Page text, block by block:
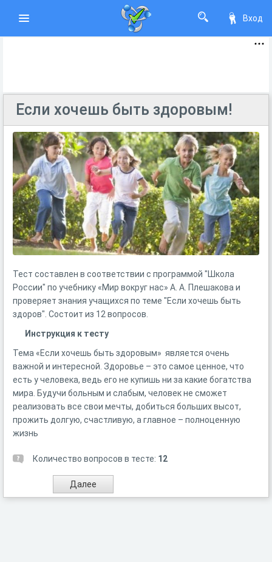
Вход
Если хочешь быть здоровым!
Тест составлен в соответствии с программой "Школа
России" по учебнику «Мир вокруг нас» А. А. Плешакова и
проверяет знания учащихся по теме "Если хочешь быть
здоров". Состоит из 12 вопросов.
Инструкция к тесту
Тема «Если хочешь быть здоровым» является очень
важной и интересной. Здоровье – это самое ценное, что
есть у человека, ведь его не купишь ни за какие богатства
мира. Будучи больным и слабым, человек не сможет
реализовать все свои мечты, добиться больших высот,
прожить долгую, счастливую, а главное – полноценную
жизнь
Количество вопросов в тесте: 12